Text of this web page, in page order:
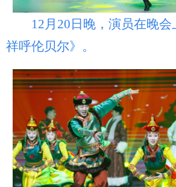
12月20日晚，演员在晚会
祥呼伦贝尔》。